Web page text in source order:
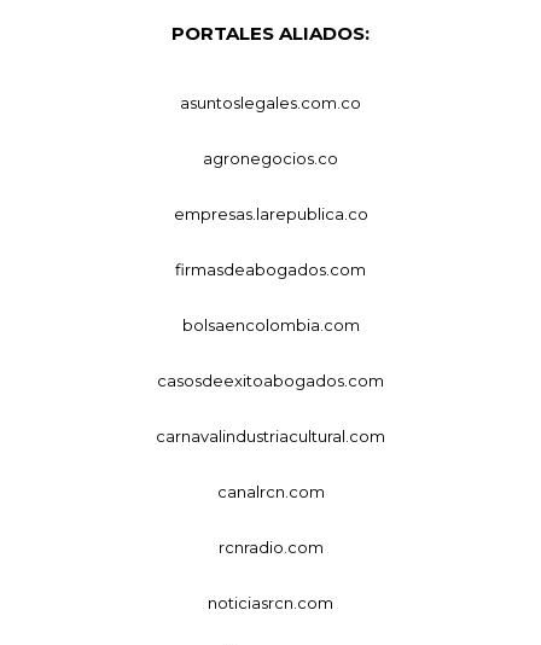
PORTALES ALIADOS:
asuntoslegales.com.co
agronegocios.co
empresas.larepublica.co
firmasdeabogados.com
bolsaencolombia.com
casosdeexitoabogados.com
carnavalindustriacultural.com
canalrcn.com
rcnradio.com
noticiasrcn.com